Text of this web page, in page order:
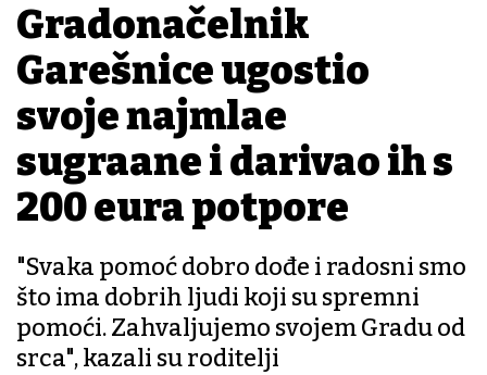
Gradonačelnik
Garešnice ugostio
svoje najmlađe
sugrađane i darivao ih s
200 eura potpore
"Svaka pomoć dobro dođe i radosni smo
što ima dobrih ljudi koji su spremni
pomoći. Zahvaljujemo svojem Gradu od
srca", kazali su roditelji